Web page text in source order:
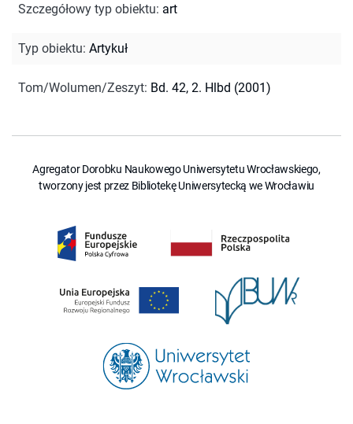
Szczegółowy typ obiektu: art
Typ obiektu: Artykuł
Tom/Wolumen/Zeszyt: Bd. 42, 2. Hlbd (2001)
Agregator Dorobku Naukowego Uniwersytetu Wrocławskiego,
tworzony jest przez Bibliotekę Uniwersytecką we Wrocławiu